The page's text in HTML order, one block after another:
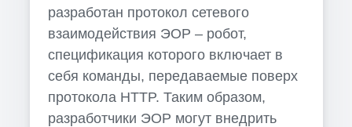
разработан протокол сетевого
взаимодействия ЭОР – робот,
спецификация которого включает в
себя команды, передаваемые поверх
протокола HTTP. Таким образом,
разработчики ЭОР могут внедрить